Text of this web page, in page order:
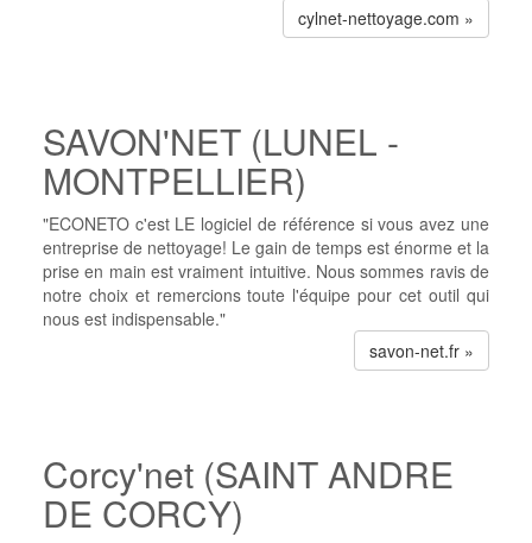
cylnet-nettoyage.com »
SAVON'NET (LUNEL -
MONTPELLIER)
"ECONETO c'est LE logiciel de référence si vous avez une
entreprise de nettoyage! Le gain de temps est énorme et la
prise en main est vraiment intuitive. Nous sommes ravis de
notre choix et remercions toute l'équipe pour cet outil qui
nous est indispensable."
savon-net.fr »
Corcy'net (SAINT ANDRE
DE CORCY)